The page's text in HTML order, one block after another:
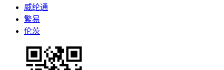
威纶通
繁易
伦茨